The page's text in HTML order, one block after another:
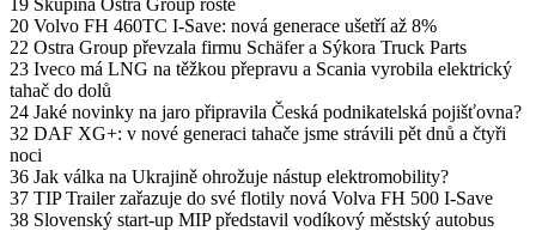
20 Volvo FH 460TC I-Save: nová generace ušetří až 8%
22 Ostra Group převzala firmu Schäfer a Sýkora Truck Parts
23 Iveco má LNG na těžkou přepravu a Scania vyrobila elektrický
tahač do dolů
24 Jaké novinky na jaro připravila Česká podnikatelská pojišťovna?
32 DAF XG+: v nové generaci tahače jsme strávili pět dnů a čtyři
noci
36 Jak válka na Ukrajině ohrožuje nástup elektromobility?
37 TIP Trailer zařazuje do své flotily nová Volva FH 500 I-Save
38 Slovenský start-up MIP představil vodíkový městský autobus